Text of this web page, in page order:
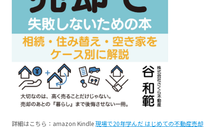
詳細はこちら：amazon Kindle現場で20年学んだ はじめての不動産売却